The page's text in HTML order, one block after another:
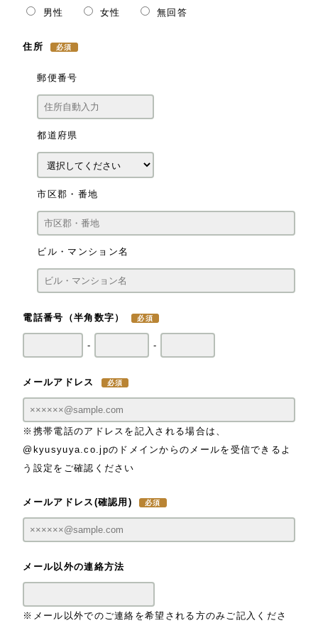
男性 女性 無回答
住所
郵便番号
都道府県
市区郡・番地
ビル・マンション名
電話番号 （半角数字）
- -
メールアドレス
※携帯電話のアドレスを記入される場合は、
@kyusyuya.co.jpのドメインからのメールを受信できるよ
う設定をご確認ください
メールアドレス(確認用)
メール以外の連絡方法
※メール以外でのご連絡を希望される方のみご記入くださ